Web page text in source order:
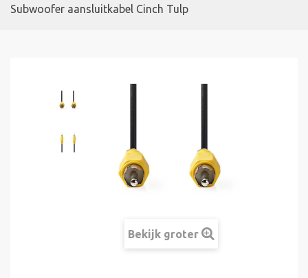
Subwoofer aansluitkabel Cinch Tulp
Bekijk groter